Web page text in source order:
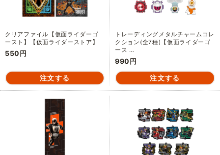
クリアファイル【仮面ライダーゴ
ースト】【仮面ライダーストア】
550円
トレーディングメタルチャームコレ
クション(全7種)【仮面ライダーゴ
ース …
990円